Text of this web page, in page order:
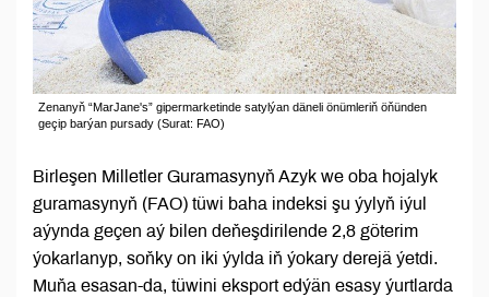
Zenanyň “MarJane's” gipermarketinde satylýan däneli önümleriň öňünden
geçip barýan pursady (Surat: FAO)
Birleşen Milletler Guramasynyň Azyk we oba hojalyk
guramasynyň (FAO) tüwi baha indeksi şu ýylyň iýul
aýynda geçen aý bilen deňeşdirilende 2,8 göterim
ýokarlanyp, soňky on iki ýylda iň ýokary derejä ýetdi.
Muňa esasan-da, tüwini eksport edýän esasy ýurtlarda